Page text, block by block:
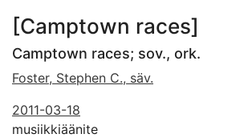
[Camptown races]
Camptown races; sov., ork.
Foster, Stephen C., säv.
2011-03-18
musiikkiäänite